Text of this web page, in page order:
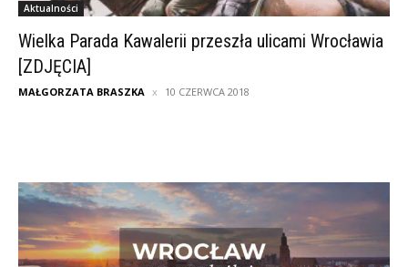
Aktualności
Wielka Parada Kawalerii przeszła ulicami Wrocławia
[ZDJĘCIA]
MAŁGORZATA BRASZKA 10 CZERWCA 2018